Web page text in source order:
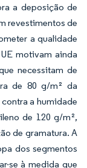
a deposição de
revestimentos de
a qualidade
motivam ainda
necessitam de
de 80 g/m² da
a humidade
de 120 g/m²,
de gramatura. A
dos segmentos
se à medida que